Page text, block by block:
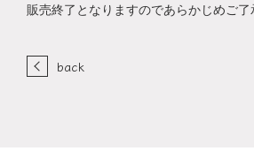
販売終了となりますのであらかじめご了
back